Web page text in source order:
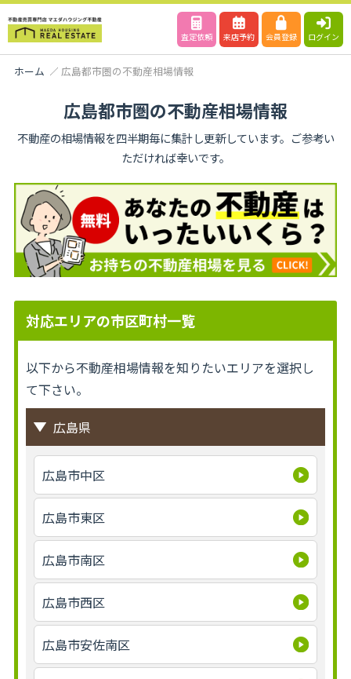
査定依頼 来店予約 会員登録 ログイン
ホーム 広島都市圏の不動産相場情報
広島都市圏の不動産相場情報
不動産の相場情報を四半期毎に集計し更新しています。ご参考い
ただければ幸いです。
対応エリアの市区町村一覧
以下から不動産相場情報を知りたいエリアを選択し
て下さい。
広島県
広島市中区
広島市東区
広島市南区
広島市西区
広島市安佐南区